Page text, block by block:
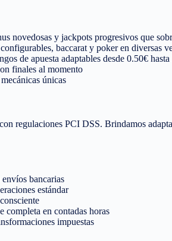
novedosas y jackpots progresivos que
baccarat y poker en diversas
de apuesta adaptables desde 0.50€
finales al momento
únicas
regulaciones PCI DSS. Brindamos
bancarias
estándar
en contadas horas
impuestas